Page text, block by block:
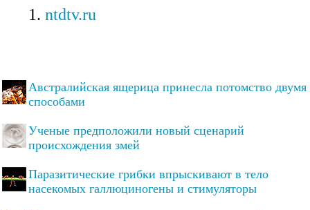
ntdtv.ru
Австралийская ящерица принесла потомство двумя
способами
Ученые предположили новый сценарий
происхождения змей
Паразитические грибки впрыскивают в тело
насекомых галлюциногены и стимуляторы